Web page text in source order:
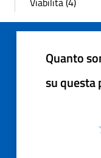
Quanto
su questa